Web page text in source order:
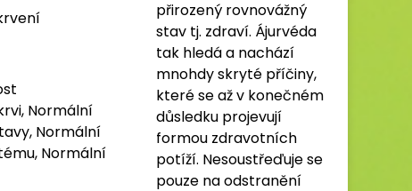
Normální
Normální
Normální
přirozený rovnovážný
stav tj. zdraví. Ájurvéda
tak hledá a nachází
mnohdy skryté příčiny,
které se až v konečném
důsledku projevují
formou zdravotních
potíží. Nesoustřeďuje se
pouze na odstranění